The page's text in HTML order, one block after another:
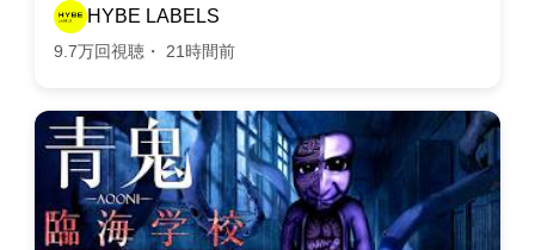
HYBE LABELS
9.7万回視聴・ 21時間前